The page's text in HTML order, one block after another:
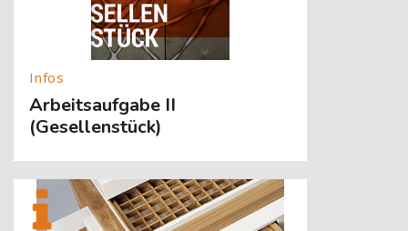
Arbeitsaufgabe II
(Gesellenstück)
[Cocoon] About (Text with Image) überspringen